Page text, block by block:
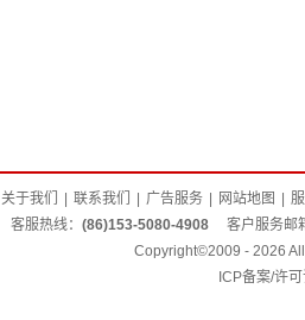
关于我们 联系我们 广告服务 网站地图
客服热线： (86)153-5080-4908
客户服务邮
Copyright©2009 - 2026
ICP备案/许